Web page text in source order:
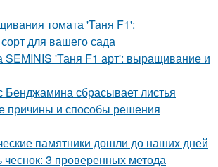
томата 'Таня F1':
для вашего сада
SEMINIS 'Таня F1 арт': выращивание и
Бенджамина сбрасывает листья
причины и способы решения
памятники дошли до наших дней
чеснок: 3 проверенных метода